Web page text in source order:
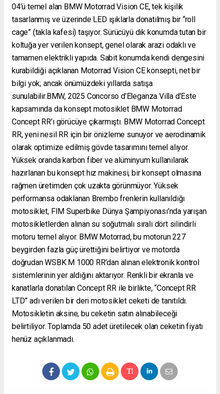
04’ü temel alan BMW Motorrad Vision CE, tek kişilik
tasarlanmış ve üzerinde LED ışıklarla donatılmış bir “roll
cage” (takla kafesi) taşıyor. Sürücüyü dik konumda tutan bir
koltuğa yer verilen konsept, genel olarak arazi odaklı ve
tamamen elektrikli yapıda. Sabit konumda kendi dengesini
kurabildiği açıklanan Motorrad Vision CE konsepti, net bir
bilgi yok; ancak önümüzdeki yıllarda satışa
sunulabilir.BMW, 2025 Concorso d’Eleganza Villa d’Este
kapsamında da konsept motosiklet BMW Motorrad
Concept RR’ı görücüye çıkarmıştı. BMW Motorrad Concept
RR, yeni nesil RR için bir önizleme sunuyor ve aerodinamik
olarak optimize edilmiş gövde tasarımını temel alıyor.
Yüksek oranda karbon fiber ve alüminyum kullanılarak
hazırlanan bu konsept hız makinesi, bir konsept olmasına
rağmen üretimden çok uzakta görünmüyor. Yüksek
performansa odaklanan Brembo frenlerin kullanıldığı
motosiklet, FIM Superbike Dünya Şampiyonası’nda yarışan
motosikletlerden alınan su soğutmalı sıralı dört silindirli
motoru temel alıyor. BMW Motorrad, bu motorun 227
beygirden fazla güç ürettiğini belirtiyor ve motorda
doğrudan WSBK M 1000 RR’dan alınan elektronik kontrol
sistemlerinin yer aldığını aktarıyor. Renkli bir ekranla ve
kanatlarla donatılan Concept RR ile birlikte, “Concept RR
LTD” adı verilen bir deri motosiklet ceketi de tanıtıldı.
Motosikletin aksine, bu ceketin satın alınabileceği
belirtiliyor. Toplamda 50 adet üretilecek olan ceketin fiyatı
henüz açıklanmadı.